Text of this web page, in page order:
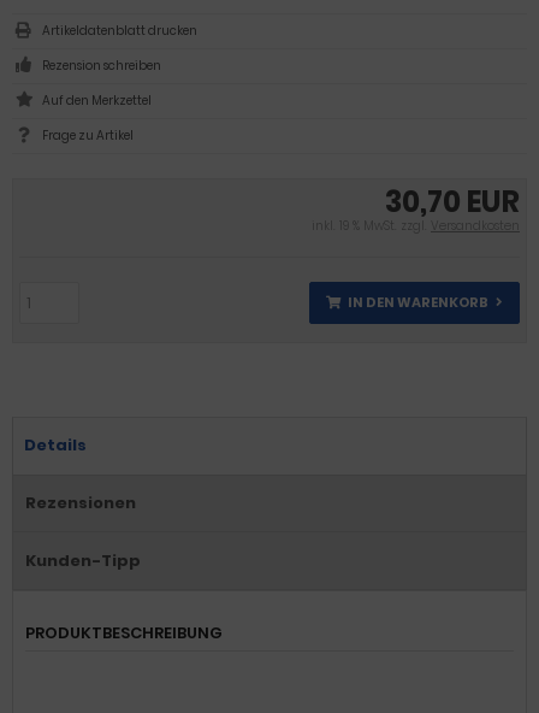
30,70 EUR
inkl. 19 % MwSt. zzgl. Versandkosten
IN DEN WARENKORB
Artikeldatenblatt drucken
Rezension schreiben
Frage zu Artikel
Details
Rezensionen
Kunden-Tipp
PRODUKTBESCHREIBUNG